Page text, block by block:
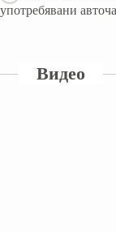
употребявани
Видео